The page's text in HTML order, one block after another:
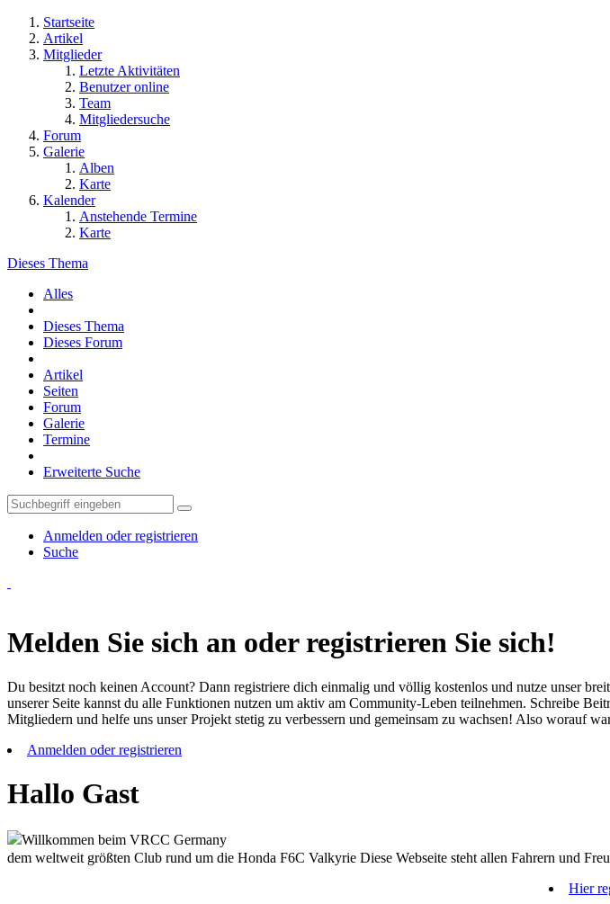
Startseite
Artikel
Mitglieder
Letzte Aktivitäten
Benutzer online
Team
Mitgliedersuche
Forum
Galerie
Alben
Karte
Kalender
Anstehende Termine
Karte
Dieses Thema
Alles
Dieses Thema
Dieses Forum
Artikel
Seiten
Forum
Galerie
Termine
Erweiterte Suche
Anmelden oder registrieren
Suche
Melden Sie sich an oder registrieren Sie sich!
Du besitzt noch keinen Account? Dann registriere dich einmalig und völlig kostenlos und nutze unser
unserer Seite kannst du alle Funktionen nutzen um aktiv am Community-Leben teilnehmen. Schreibe
Mitgliedern und helfe uns unser Projekt stetig zu verbessern und gemeinsam zu wachsen! Also worauf
Anmelden oder registrieren
Hallo Gast
Willkommen beim VRCC Germany
dem weltweit größten Club rund um die Honda F6C Valkyrie Diese Webseite steht allen Fahrern und
Hier